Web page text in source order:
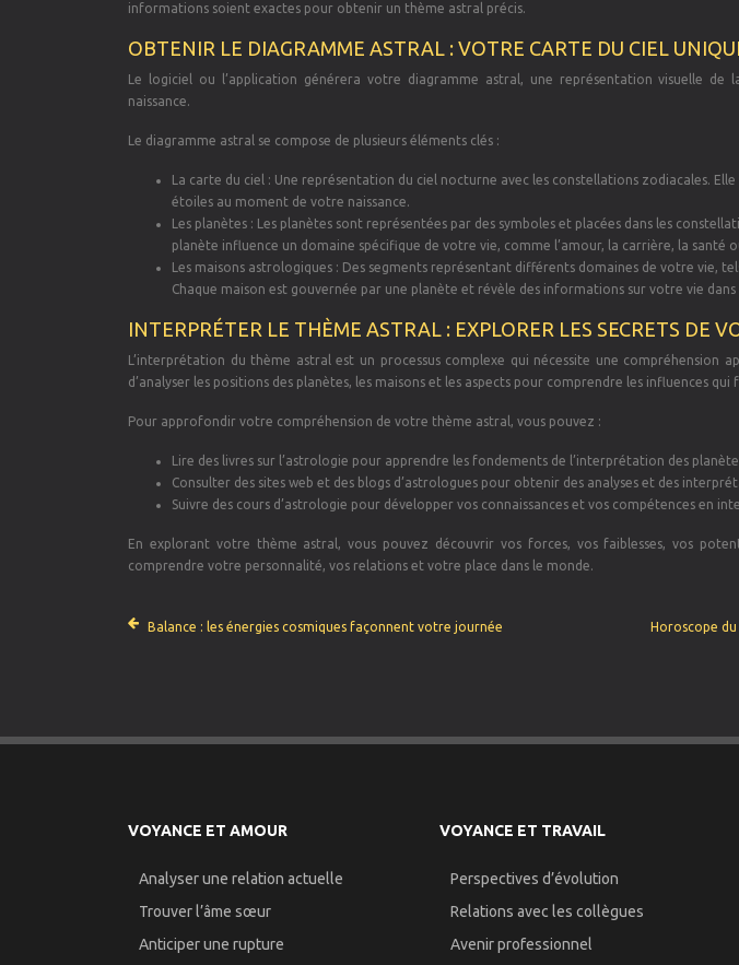
informations soient exactes pour obtenir un thème astral précis.
OBTENIR LE DIAGRAMME ASTRAL : VOTRE CARTE DU CIEL
Le logiciel ou l’application générera votre diagramme astral, une représentation visuelle
naissance.
Le diagramme astral se compose de plusieurs éléments clés :
La carte du ciel : Une représentation du ciel nocturne avec les constellations zodiacales.
étoiles au moment de votre naissance.
Les planètes : Les planètes sont représentées par des symboles et placées dans les
planète influence un domaine spécifique de votre vie, comme l’amour, la carrière, la santé
Les maisons astrologiques : Des segments représentant différents domaines de votre vie,
Chaque maison est gouvernée par une planète et révèle des informations sur votre vie dans
INTERPRÉTER LE THÈME ASTRAL : EXPLORER LES SECRETS DE
L’interprétation du thème astral est un processus complexe qui nécessite une compréhension
d’analyser les positions des planètes, les maisons et les aspects pour comprendre les influences
Pour approfondir votre compréhension de votre thème astral, vous pouvez :
Lire des livres sur l’astrologie pour apprendre les fondements de l’interprétation des
Consulter des sites web et des blogs d’astrologues pour obtenir des analyses et des
Suivre des cours d’astrologie pour développer vos connaissances et vos compétences en
En explorant votre thème astral, vous pouvez découvrir vos forces, vos faiblesses, vos
comprendre votre personnalité, vos relations et votre place dans le monde.
Balance : les énergies cosmiques façonnent votre journée Horoscope
VOYANCE ET AMOUR
Analyser une relation actuelle
Trouver l’âme sœur
Anticiper une rupture
VOYANCE ET TRAVAIL
Perspectives d’évolution
Relations avec les collègues
Avenir professionnel